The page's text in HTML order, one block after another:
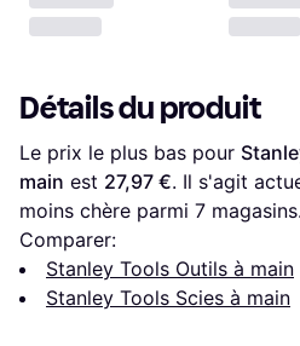
Détails du produit
Le prix le plus bas pour
main est 27,97 €. Il s'agit
moins chère parmi 7 magasins.
Comparer:
Stanley Tools Outils à main
Stanley Tools Scies à main